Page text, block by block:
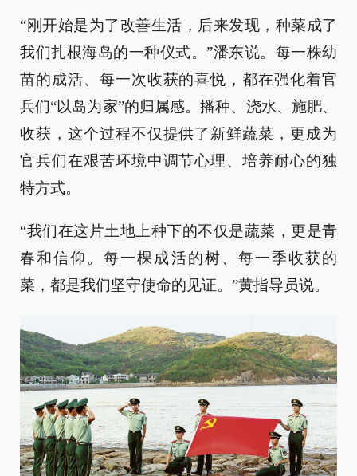
“刚开始是为了改善生活，后来发现，种菜成了
我们扎根海岛的一种仪式。”潘东说。每一株幼
苗的成活、每一次收获的喜悦，都在强化着官
兵们“以岛为家”的归属感。播种、浇水、施肥、
收获，这个过程不仅提供了新鲜蔬菜，更成为
官兵们在艰苦环境中调节心理、培养耐心的独
特方式。
“我们在这片土地上种下的不仅是蔬菜，更是青
春和信仰。每一棵成活的树、每一季收获的
菜，都是我们坚守使命的见证。”黄指导员说。